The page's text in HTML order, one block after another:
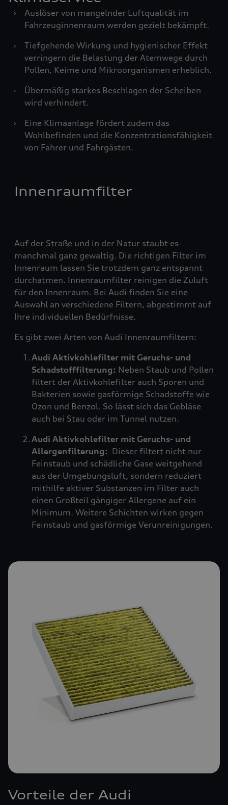
›
Auslöser von mangelnder Luftqualität im
Fahrzeuginnenraum werden gezielt bekämpft.
›
Tiefgehende Wirkung und hygienischer Effekt
verringern die Belastung der Atemwege durch
Pollen, Keime und Mikroorganismen erheblich.
›
Übermäßig starkes Beschlagen der Scheiben
wird verhindert.
›
Eine Klimaanlage fördert zudem das
Wohlbefinden und die Konzentrationsfähigkeit
von Fahrer und Fahrgästen.
Innenraumfilter
Auf der Straße und in der Natur staubt es
manchmal ganz gewaltig. Die richtigen Filter im
Innenraum lassen Sie trotzdem ganz entspannt
durchatmen. Innenraumfilter reinigen die Zuluft
für den Innenraum. Bei Audi finden Sie eine
Auswahl an verschiedene Filtern, abgestimmt auf
Ihre individuellen Bedürfnisse.
Es gibt zwei Arten von Audi Innenraumfiltern:
Audi Aktivkohlefilter mit Geruchs- und
Schadstofffilterung: Neben Staub und Pollen
filtert der Aktivkohlefilter auch Sporen und
Bakterien sowie gasförmige Schadstoffe wie
Ozon und Benzol. So lässt sich das Gebläse
auch bei Stau oder im Tunnel nutzen.
Audi Aktivkohlefilter mit Geruchs- und
Allergenfilterung: Dieser filtert nicht nur
Feinstaub und schädliche Gase weitgehend
aus der Umgebungsluft, sondern reduziert
mithilfe aktiver Substanzen im Filter auch
einen Großteil gängiger Allergene auf ein
Minimum. Weitere Schichten wirken gegen
Feinstaub und gasförmige Verunreinigungen.
Vorteile der Audi